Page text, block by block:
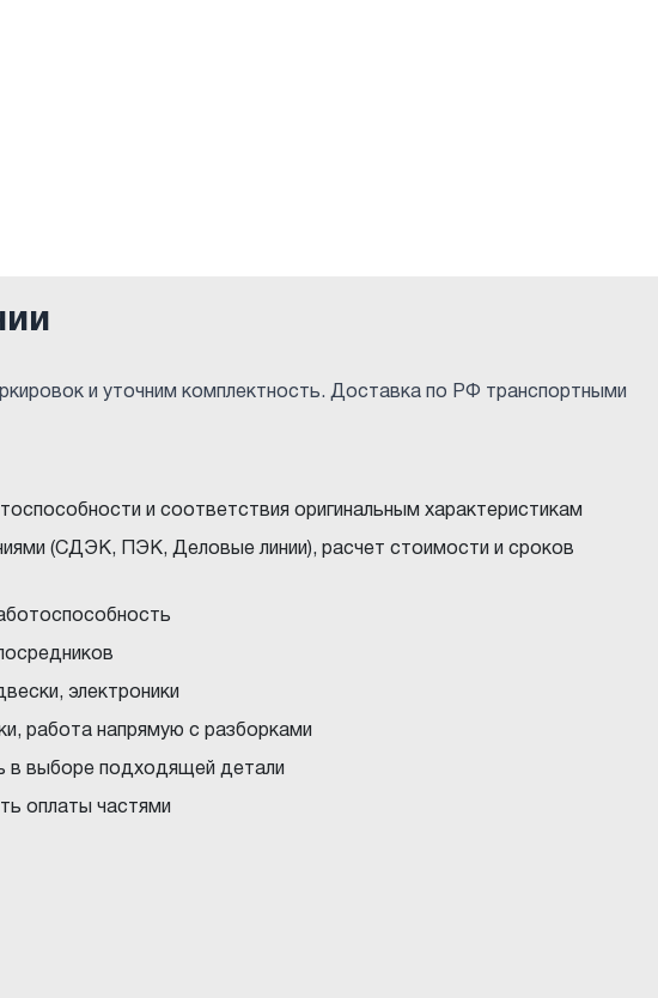
и уточним комплектность. Доставка по РФ транспортными
и соответствия оригинальным характеристикам
(СДЭК, ПЭК, Деловые линии), расчет стоимости и сроков
электроники
работа напрямую с разборками
в выборе подходящей детали
оплаты частями